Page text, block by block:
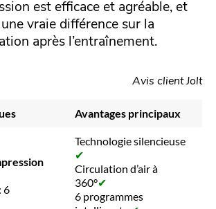
est efficace et agréable, et
vraie différence sur la
après l’entraînement.
Avis client Jolt
Avantages principaux
: 6
Technologie silencieuse
✔
Circulation d’air à
360°✔
6 programmes